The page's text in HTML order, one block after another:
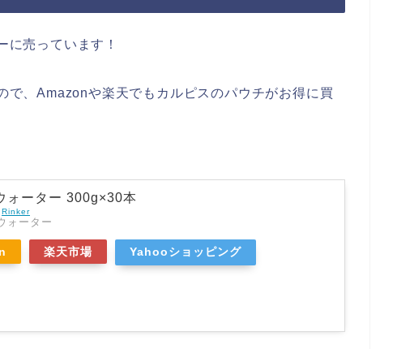
に売っています！
で、Amazonや楽天でもカルピスのパウチがお得に買
ォーター 300g×30本
Rinker
ォーター
楽天市場 Yahooショッピング